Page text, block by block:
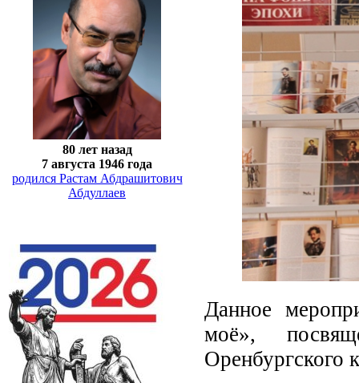
80 лет назад
7 августа 1946 года
родился Растам Абдрашитович
Абдуллаев
Данное
моё»,
Оренбургского